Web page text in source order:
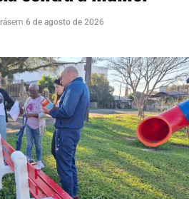
ficou ferido. Os bombeiros
árvore e do veículo para a
em 6 de agosto de 2026